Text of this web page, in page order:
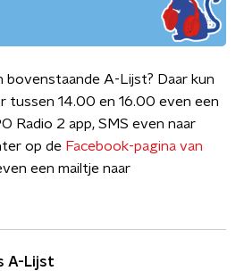
bovenstaande A-Lijst? Daar kun
tussen 14.00 en 16.00 even een
Radio 2 app, SMS even naar
op de Facebook-pagina van
een mailtje naar
A-Lijst